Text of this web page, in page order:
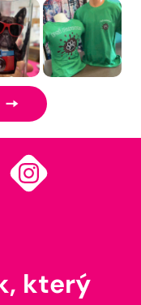
který